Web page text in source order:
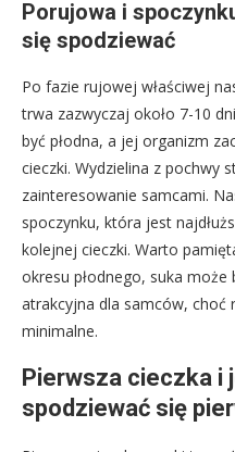
Porujowa i
się spodziewać
Po fazie rujowej właściwej
trwa zazwyczaj około 7-10
być płodna, a jej organizm
cieczki. Wydzielina z pochwy
zainteresowanie samcami.
spoczynku, która jest
kolejnej cieczki. Warto
okresu płodnego, suka może
atrakcyjna dla samców, choć
minimalne.
Pierwsza cieczka i
spodziewać się